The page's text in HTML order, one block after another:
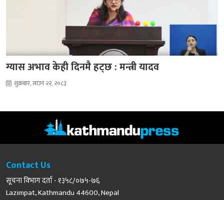
ग्यास अभाव केही दिनमै हट्छ : मन्त्री यादव
शुक्रबार, साउन २२, २०८३
Contact Us
सूचना विभाग दर्ता - १३५८/०७५-७६
Lazimpat, Kathmandu 44600, Nepal